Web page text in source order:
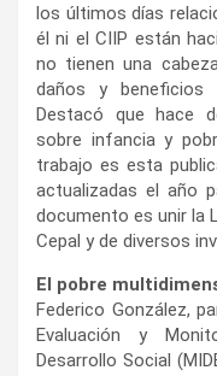
los últimos días
él ni el CIIP están
no tienen una
daños y beneficios
Destacó que hace
sobre infancia y
trabajo es esta
actualizadas el año
documento es unir la
Cepal y de diversos
El pobre
Federico González,
Evaluación y
Desarrollo Social